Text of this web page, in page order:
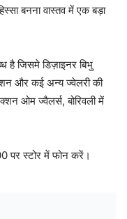
बनना वास्तव में एक बड़ा
है जिसमे डिज़ाइनर बिभु
और कई अन्य ज्वेलरी की
ओम ज्वैलर्स, बोरिवली में
पर स्टोर में फोन करें।